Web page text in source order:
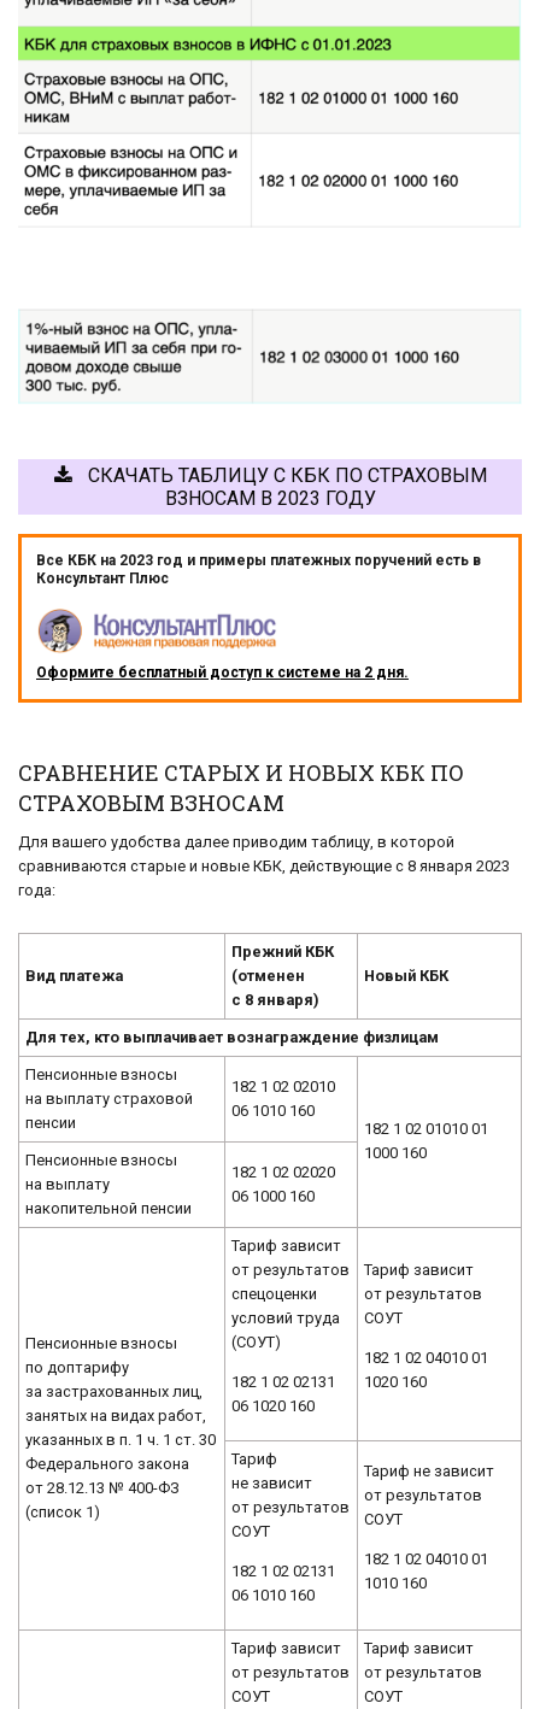
СКАЧАТЬ ТАБЛИЦУ С КБК ПО СТРАХОВЫМ
ВЗНОСАМ В 2023 ГОДУ
Все КБК на 2023 год и примеры платежных поручений есть в
Консультант Плюс
Оформите бесплатный доступ к системе на 2 дня.
СРАВНЕНИЕ СТАРЫХ И НОВЫХ КБК ПО
СТРАХОВЫМ ВЗНОСАМ
Для вашего удобства далее приводим таблицу, в которой
сравниваются старые и новые КБК, действующие с 8 января 2023
года:
Вид платежа
Прежний КБК
(отменен
с 8 января)
Новый КБК
Для тех, кто выплачивает вознаграждение физлицам
Пенсионные взносы
на выплату страховой
пенсии
182 1 02 02010
06 1010 160
182 1 02 01010 01
1000 160
Пенсионные взносы
на выплату
накопительной пенсии
182 1 02 02020
06 1000 160
Пенсионные взносы
по доптарифу
за застрахованных лиц,
занятых на видах работ,
указанных в п. 1 ч. 1 ст. 30
Федерального закона
от 28.12.13 № 400-ФЗ
(список 1)
Тариф зависит
от результатов
спецоценки
условий труда
(СОУТ)
182 1 02 02131
06 1020 160
Тариф зависит
от результатов
СОУТ
182 1 02 04010 01
1020 160
Тариф
не зависит
от результатов
СОУТ
182 1 02 02131
06 1010 160
Тариф не зависит
от результатов
СОУТ
182 1 02 04010 01
1010 160
Тариф зависит
от результатов
СОУТ
Тариф зависит
от результатов
СОУТ